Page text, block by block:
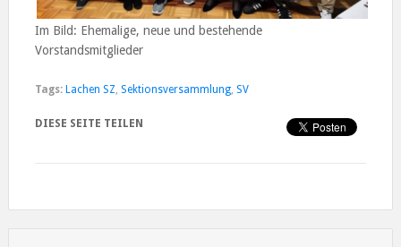
Im Bild: Ehemalige, neue und bestehende
Vorstandsmitglieder
Tags: Lachen SZ Sektionsversammlung, SV
DIESE SEITE TEILEN